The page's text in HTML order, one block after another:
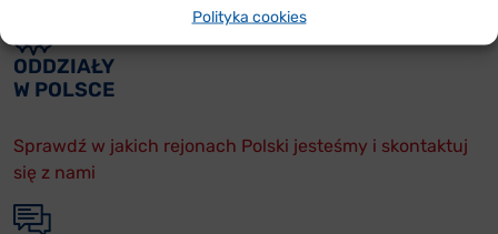
Polityka cookies
ODDZIAŁY
W POLSCE
Sprawdź w jakich rejonach Polski jesteśmy i skontaktuj
się z nami